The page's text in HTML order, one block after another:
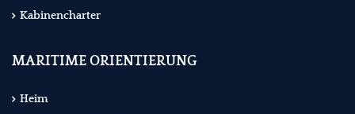
Kabinencharter
MARITIME ORIENTIERUNG
Heim